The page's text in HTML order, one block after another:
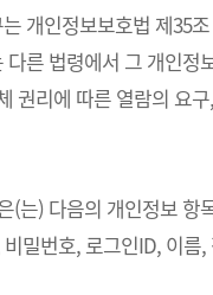
개인정보보호법 제35
른 법령에서 그 개인정
리에 따른 열람의 요
) 다음의 개인정보 항
밀번호, 로그인ID, 이